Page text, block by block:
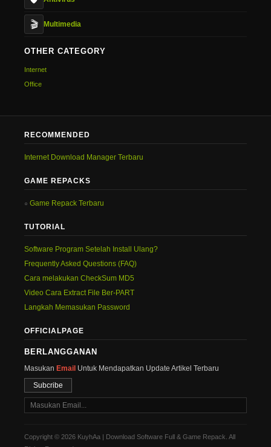
🎬 Multimedia
OTHER CATEGORY
Internet
Office
RECOMMENDED
Internet Download Manager Terbaru
GAME REPACKS
Game Repack Terbaru
TUTORIAL
Software Program Setelah Install Ulang?
Frequently Asked Questions (FAQ)
Cara melakukan CheckSum MD5
Video Cara Extract File Ber-PART
Langkah Memasukan Password
OFFICIALPAGE
BERLANGGANAN
Masukan Email Untuk Mendapatkan Update Artikel Terbaru
Subcribe
Copyright © 2026 KuyhAa | Download Software Full & Game Repack. All